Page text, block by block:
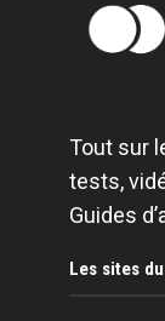
Tout sur
tests,
Guides
Les sites